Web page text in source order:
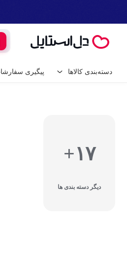
دسته‌بندی کالاها
لوازم خانگی برقی
پیگیری
۱۷+
دیگر دسته بندی ها